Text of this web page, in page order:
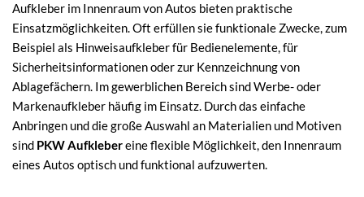
Aufkleber im Innenraum von Autos bieten praktische
Einsatzmöglichkeiten. Oft erfüllen sie funktionale Zwecke, zum
Beispiel als Hinweisaufkleber für Bedienelemente, für
Sicherheitsinformationen oder zur Kennzeichnung von
Ablagefächern. Im gewerblichen Bereich sind Werbe- oder
Markenaufkleber häufig im Einsatz. Durch das einfache
Anbringen und die große Auswahl an Materialien und Motiven
sind PKW Aufklebereine flexible Möglichkeit, den Innenraum
eines Autos optisch und funktional aufzuwerten.